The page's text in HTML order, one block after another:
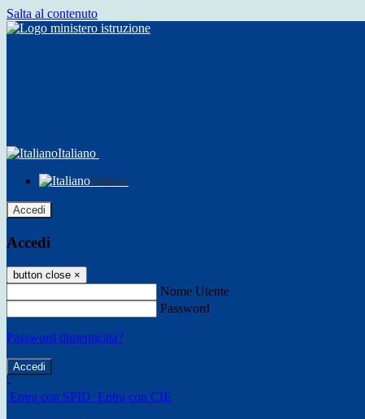
Salta al contenuto
Italiano
Italiano
Accedi
Accedi
button close ×
Nome Utente
Password
Password dimenticata?
-
Entra con SPID Entra con CIE